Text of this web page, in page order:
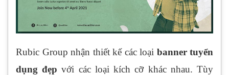
Rubic Group nhận thiết kế các loại banner tuyển
dụng đẹpvới các loại kích cỡ khác nhau. Tùy